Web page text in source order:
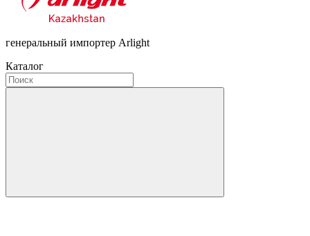
генеральный импортер Arlight
Каталог